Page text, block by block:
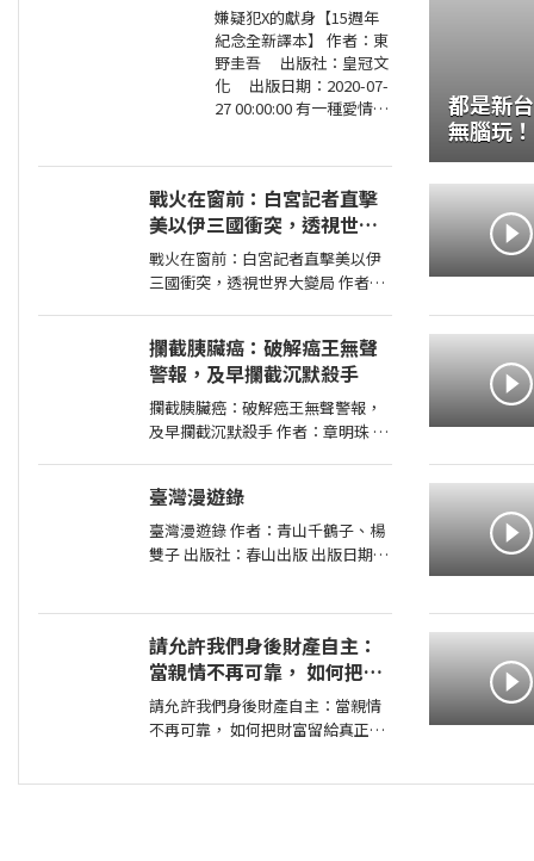
咬的船?.自助餐嫌疑犯X的獻身【15週年
紀念全新譯本】 作者：東
野圭吾 出版社：皇冠文
化 出版日期：2020-07-
27 00:00:00 有一種愛情，
在本格推理的
戰火在窗前：白宮記者直擊
美以伊三國衝突，透視世界
大變局
戰火在窗前：白宮記者直擊美以伊
三國衝突，透視世界大變局 作者：
新聞告訴你，今天哪裡又開火； 這
本書告訴你，世界為什麼走到今
天。
攔截胰臟癌：破解癌王無聲
警報，及早攔截沉默殺手
攔截胰臟癌：破解癌王無聲警報，
及早攔截沉默殺手 作者：章明珠
常，為何仍得胰臟癌？ 台大權威醫
師25年篩檢實證， 鎖定胰臟癌關鍵
1公分，
臺灣漫遊錄
臺灣漫遊錄 作者：青山千鶴子、楊
雙子 出版社：春山出版 出版日期：
遍臺島吧！」――青山千鶴子（
請允許我們身後財產自主：
當親情不再可靠， 如何把財
富留給真正值得的人
請允許我們身後財產自主：當親情
不再可靠， 如何把財富留給真正值
都是新
無腦玩
這裡好